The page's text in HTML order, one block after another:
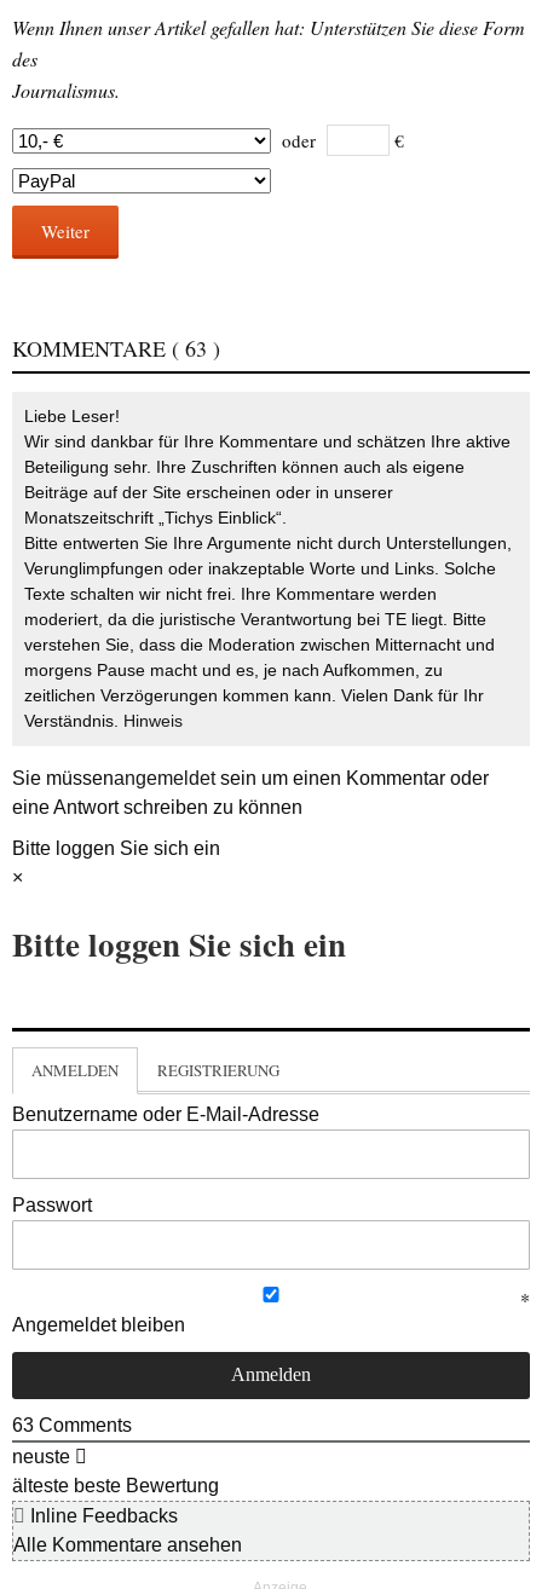
Wenn Ihnen unser Artikel gefallen hat: Unterstützen Sie diese Form
des
Journalismus.
oder €
Weiter
KOMMENTARE ( 63 )
Liebe Leser!
Wir sind dankbar für Ihre Kommentare und schätzen Ihre aktive
Beteiligung sehr. Ihre Zuschriften können auch als eigene
Beiträge auf der Site erscheinen oder in unserer
Monatszeitschrift „Tichys Einblick“.
Bitte entwerten Sie Ihre Argumente nicht durch Unterstellungen,
Verunglimpfungen oder inakzeptable Worte und Links. Solche
Texte schalten wir nicht frei. Ihre Kommentare werden
moderiert, da die juristische Verantwortung bei TE liegt. Bitte
verstehen Sie, dass die Moderation zwischen Mitternacht und
morgens Pause macht und es, je nach Aufkommen, zu
zeitlichen Verzögerungen kommen kann. Vielen Dank für Ihr
Verständnis. Hinweis
Sie müssenangemeldetsein um einen Kommentar oder
eine Antwort schreiben zu können
Bitte loggen Sie sich ein
×
Bitte loggen Sie sich ein
ANMELDEN REGISTRIERUNG
Benutzername oder E-Mail-Adresse
Passwort
Angemeldet bleiben
63 Comments
neuste
älteste beste Bewertung
Inline Feedbacks
Alle Kommentare ansehen